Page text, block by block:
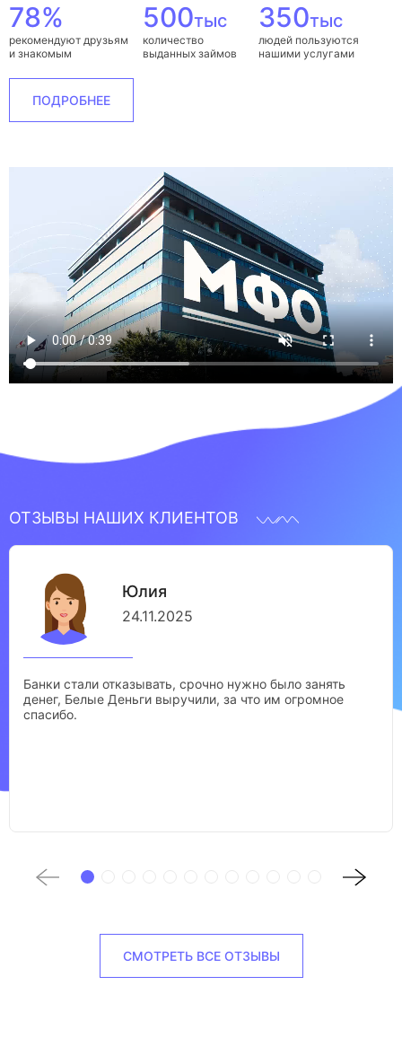
78%
рекомендуют друзьям
и знакомым
500тыс
количество
выданных займов
350тыс
людей пользуются
нашими услугами
ПОДРОБНЕЕ
ОТЗЫВЫ НАШИХ КЛИЕНТОВ
Юлия
24.11.2025
Банки стали отказывать, срочно нужно было занять
денег, Белые Деньги выручили, за что им огромное
спасибо.
СМОТРЕТЬ ВСЕ ОТЗЫВЫ